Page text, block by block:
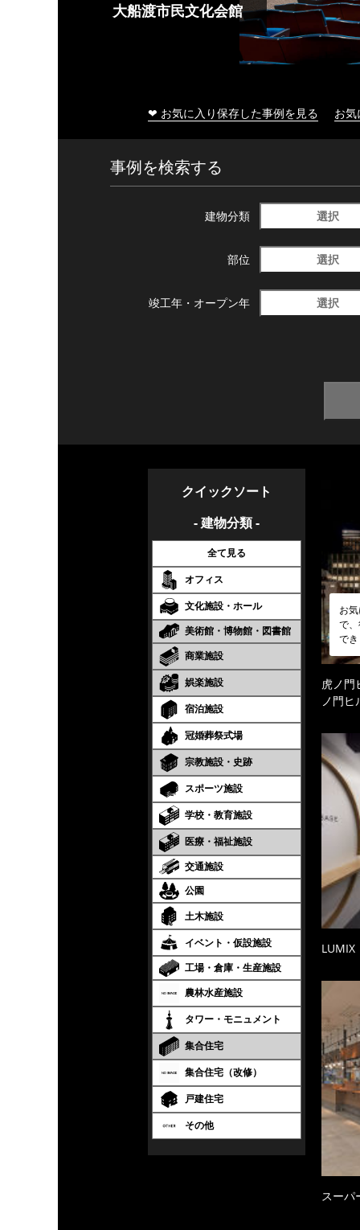
大船渡市民文化会館
❤ お気に入り保存した事例を見る お
事例を検索する
建物分類 選択
部位 選択
竣工年・ オープン年 選択
クイックソート
- 建物分類 -
全て見る
オフィス
文化施設・ホール
美術館・博物館・図書館
商業施設
娯楽施設
宿泊施設
冠婚葬祭式場
宗教施設・史跡
スポーツ施設
学校・教育施設
医療・福祉施設
交通施設
公園
土木施設
イベント・仮設施設
工場・倉庫・生産施設
農林水産施設
タワー・モニュメント
集合住宅
集合住宅（改修）
戸建住宅
その他
お
で
で
虎ノ
ノ門
スー